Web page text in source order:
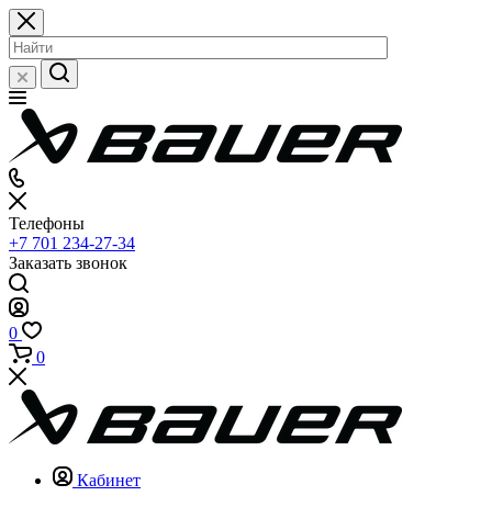
Телефоны
+7 701 234-27-34
Заказать звонок
0
0
Кабинет